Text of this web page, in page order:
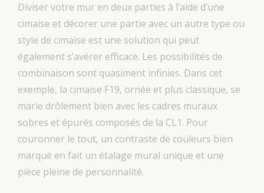
Diviser votre mur en deux parties à l’aide d’une
cimaise et décorer une partie avec un autre type ou
style de cimaise est une solution qui peut
également s’avérer efficace. Les possibilités de
combinaison sont quasiment infinies. Dans cet
exemple, la cimaise F19, ornée et plus classique, se
marie drôlement bien avec les cadres muraux
sobres et épurés composés de la CL1. Pour
couronner le tout, un contraste de couleurs bien
marqué en fait un étalage mural unique et une
pièce pleine de personnalité.